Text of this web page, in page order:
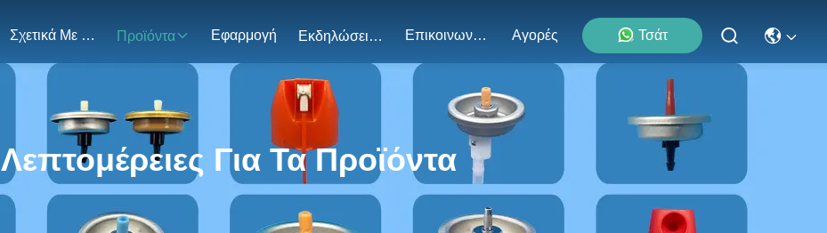
Σχετικά Με Εμάς Προϊόντα Εφαρμογή Εκδηλώσεις Επικοινωνήστε Μαζί Μας Αγορές Τσάτ
Λεπτομέρειες Για Τα Προϊόντα